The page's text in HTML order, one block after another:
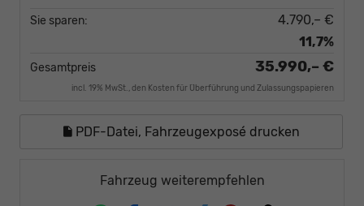
Sie sparen:
4.790,– €
11,7%
Gesamtpreis 35.990,– €
incl. 19% MwSt., den Kosten für Überführung und Zulassungspapieren
PDF-Datei, Fahrzeugexposé drucken
Fahrzeug weiterempfehlen